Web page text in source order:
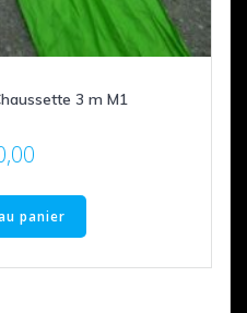
3 m M1
panier